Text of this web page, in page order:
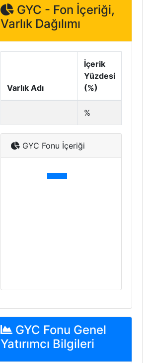
GYC - Fon İçeriği,
Varlık Dağılımı
Varlık Adı
İçerik
Yüzdesi
(%)
%
GYC Fonu İçeriği
GYC Fonu Genel
Yatırımcı Bilgileri